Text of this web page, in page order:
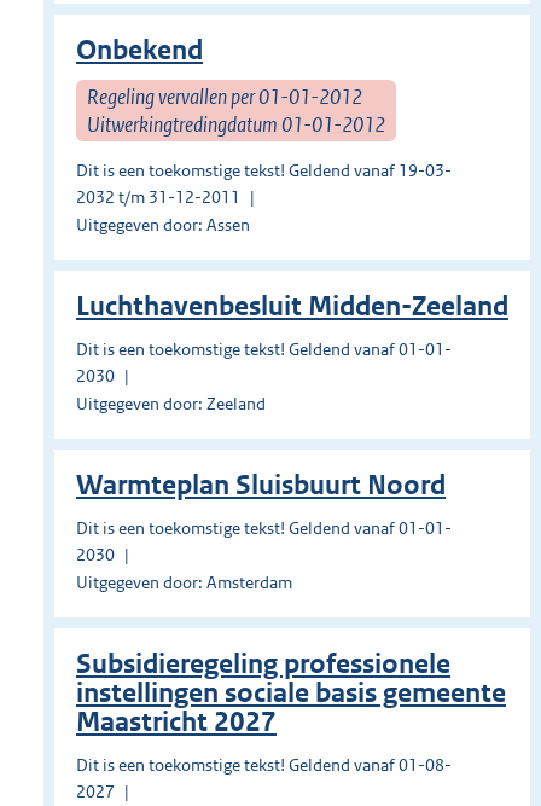
Onbekend
Regeling vervallen per 01-01-2012
Uitwerkingtredingdatum 01-01-2012
Dit is een toekomstige tekst! Geldend vanaf 19-03-
2032 t/m 31-12-2011
Uitgegeven door: Assen
Luchthavenbesluit Midden-Zeeland
Dit is een toekomstige tekst! Geldend vanaf 01-01-
2030
Uitgegeven door: Zeeland
Warmteplan Sluisbuurt Noord
Dit is een toekomstige tekst! Geldend vanaf 01-01-
2030
Uitgegeven door: Amsterdam
Subsidieregeling professionele
instellingen sociale basis gemeente
Maastricht 2027
Dit is een toekomstige tekst! Geldend vanaf 01-08-
2027